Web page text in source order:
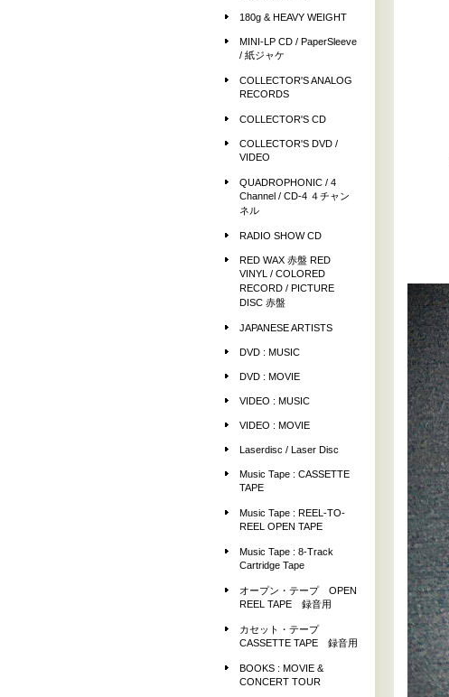
180g & HEAVY WEIGHT
MINI-LP CD / PaperSleeve
/ 紙ジャケ
COLLECTOR'S ANALOG
RECORDS
COLLECTOR'S CD
COLLECTOR'S DVD /
VIDEO
QUADROPHONIC / 4
Channel / CD-4 ４チャン
ネル
RADIO SHOW CD
RED WAX 赤盤 RED
VINYL / COLORED
RECORD / PICTURE
DISC 赤盤
JAPANESE ARTISTS
DVD : MUSIC
DVD : MOVIE
VIDEO : MUSIC
VIDEO : MOVIE
Laserdisc / Laser Disc
Music Tape : CASSETTE
TAPE
Music Tape : REEL-TO-
REEL OPEN TAPE
Music Tape : 8-Track
Cartridge Tape
オープン・テープ OPEN
REEL TAPE 録音用
カセット・テープ
CASSETTE TAPE 録音用
BOOKS : MOVIE &
CONCERT TOUR